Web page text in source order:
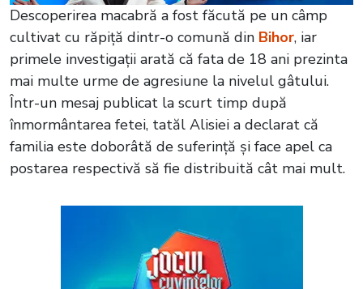
Descoperirea macabră a fost făcută pe un câmp
cultivat cu răpiță dintr-o comună din Bihor, iar
primele investigații arată că fata de 18 ani prezinta
mai multe urme de agresiune la nivelul gâtului.
Într-un mesaj publicat la scurt timp după
înmormântarea fetei, tatăl Alisiei a declarat că
familia este doborâtă de suferință și face apel ca
postarea respectivă să fie distribuită cât mai mult.